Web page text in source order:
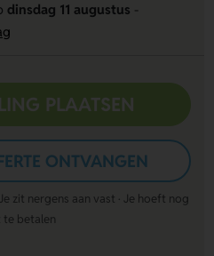
dinsdag 11 augustus
PLAATSEN
ONTVANGEN
zit nergens aan vast · Je hoeft nog
te betalen